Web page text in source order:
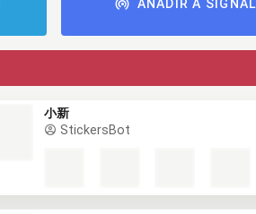
AÑADIR A SIGNAL
小新
StickersBot